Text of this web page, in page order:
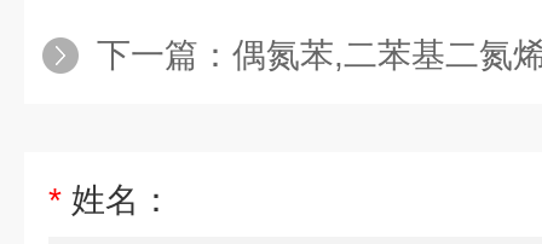
下一篇： 偶氮苯,二苯基二氮
* 姓名：